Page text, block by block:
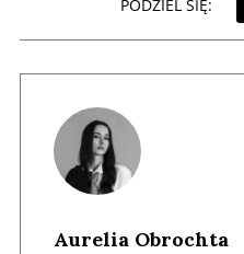
PODZIEL SIĘ:
Aurelia Obrochta